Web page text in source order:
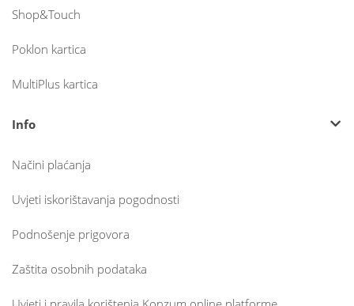
Shop&Touch
Poklon kartica
MultiPlus kartica
Info
Načini plaćanja
Uvjeti iskorištavanja pogodnosti
Podnošenje prigovora
Zaštita osobnih podataka